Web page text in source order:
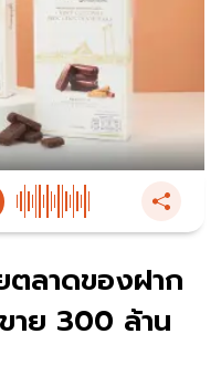
ลาดของฝาก
าย 300 ล้าน